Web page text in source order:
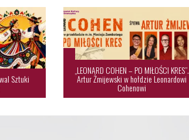
Sztuki
„LEONARD COHEN – PO MIŁOŚCI KRES”.
Artur Żmijewski w hołdzie Leonardowi
Cohenowi